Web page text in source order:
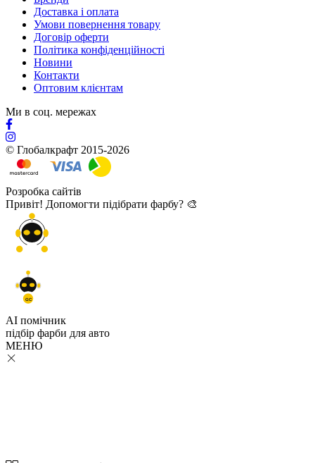
Доставка і оплата
Умови повернення товару
Договір оферти
Політика конфіденційності
Новини
Контакти
Оптовим клієнтам
Ми в соц. мережах
© Глобалкрафт 2015-2026
Розробка сайтів
Привіт! Допомогти підібрати фарбу? 🎨
GC
AI помічник
підбір фарби для авто
МЕНЮ